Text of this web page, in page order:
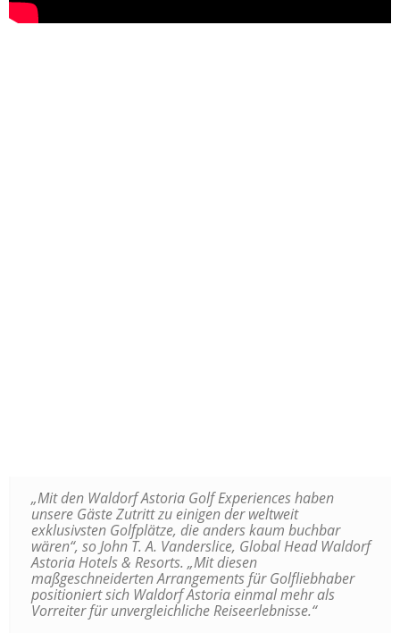
„Mit den Waldorf Astoria Golf Experiences haben
unsere Gäste Zutritt zu einigen der weltweit
exklusivsten Golfplätze, die anders kaum buchbar
wären“, so John T. A. Vanderslice, Global Head Waldorf
Astoria Hotels & Resorts. „Mit diesen
maßgeschneiderten Arrangements für Golfliebhaber
positioniert sich Waldorf Astoria einmal mehr als
Vorreiter für unvergleichliche Reiseerlebnisse.“